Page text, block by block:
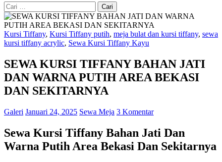
Cari
untuk:
Kursi Tiffany, Kursi Tiffany putih, meja bulat dan kursi tiffany, sewa
kursi tiffany acrylic, Sewa Kursi Tiffany Kayu
SEWA KURSI TIFFANY BAHAN JATI
DAN WARNA PUTIH AREA BEKASI
DAN SEKITARNYA
Galeri Januari 24, 2025 Sewa Meja 3 Komentar
Sewa Kursi Tiffany Bahan Jati Dan
Warna Putih Area Bekasi Dan Sekitarnya